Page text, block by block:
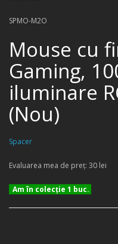
SPMO-M2O
Mouse cu
Gaming,
iluminare
(Nou)
Spacer
Evaluarea mea de preţ: 30 lei
Am în colecţie 1 buc.